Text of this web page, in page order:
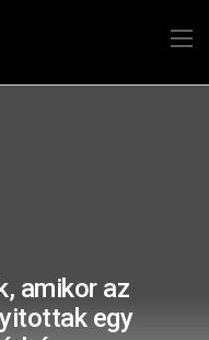
amikor az
egy